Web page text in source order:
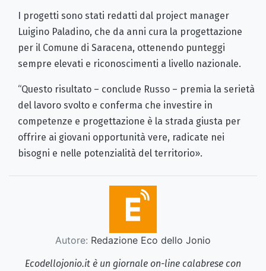
I progetti sono stati redatti dal project manager
Luigino Paladino, che da anni cura la progettazione
per il Comune di Saracena, ottenendo punteggi
sempre elevati e riconoscimenti a livello nazionale.
“Questo risultato – conclude Russo – premia la serietà
del lavoro svolto e conferma che investire in
competenze e progettazione è la strada giusta per
offrire ai giovani opportunità vere, radicate nei
bisogni e nelle potenzialità del territorio».
Autore: Redazione Eco dello Jonio
Ecodellojonio.it è un giornale on-line calabrese con